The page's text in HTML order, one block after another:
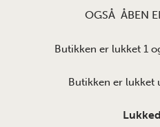
OGSÅ ÅBEN
Butikken er lukket 1
Butikken er lukket